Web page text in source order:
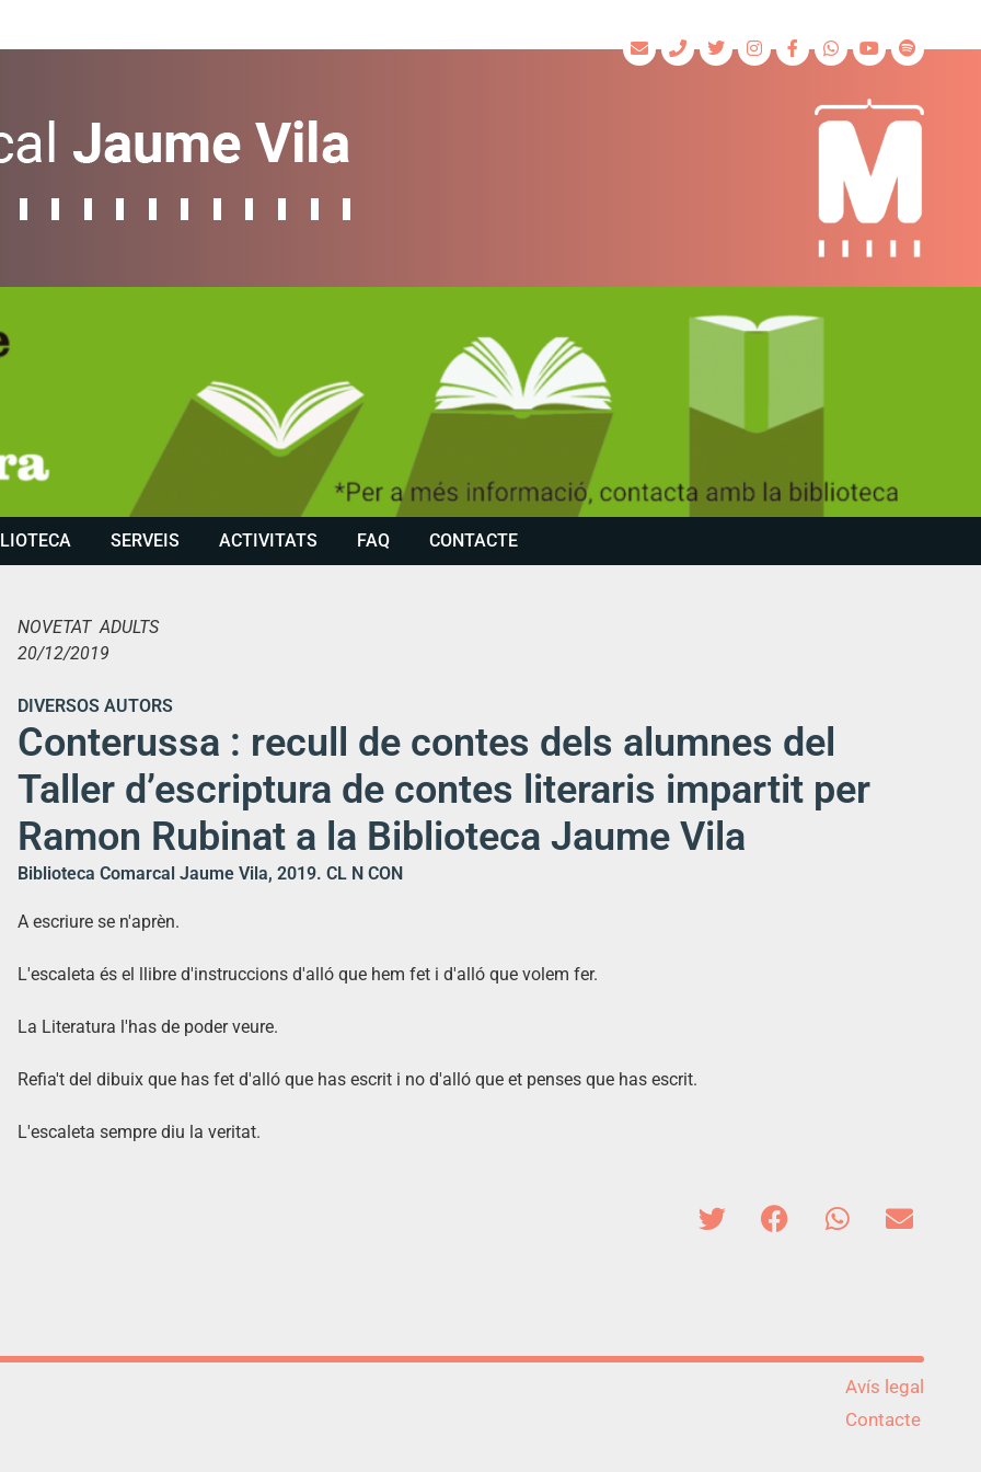
SERVEIS ACTIVITATS FAQ CONTACTE
NOVETAT ADULTS
20/12/2019
DIVERSOS AUTORS
Conterussa : recull de contes dels alumnes del
Taller d’escriptura de contes literaris impartit per
Ramon Rubinat a la Biblioteca Jaume Vila
Biblioteca Comarcal Jaume Vila, 2019. CL N CON
A escriure se n'aprèn.
L'escaleta és el llibre d'instruccions d'alló que hem fet i d'alló que volem fer.
La Literatura l'has de poder veure.
Refia't del dibuix que has fet d'alló que has escrit i no d'alló que et penses que has escrit.
L'escaleta sempre diu la veritat.
Avís legal
Contacte